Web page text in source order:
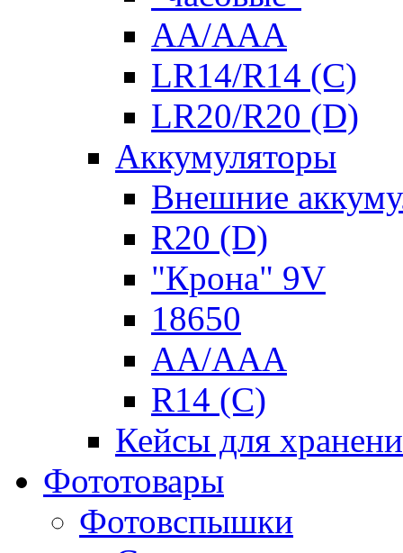
AA/AAA
LR14/R14 (C)
LR20/R20 (D)
Аккумуляторы
Внешние
R20 (D)
"Крона" 9V
18650
AA/AAA
R14 (C)
Кейсы для
Фототовары
Фотовспышки